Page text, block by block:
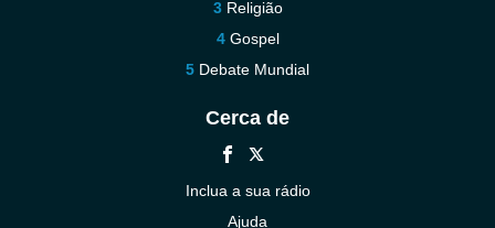
Religião
Gospel
Debate Mundial
Cerca de
Inclua a sua rádio
Ajuda